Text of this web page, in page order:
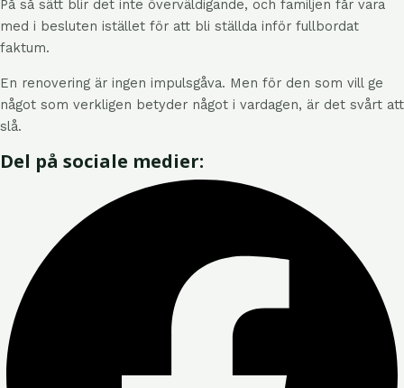
På så sätt blir det inte överväldigande, och familjen får vara
med i besluten istället för att bli ställda inför fullbordat
faktum.
En renovering är ingen impulsgåva. Men för den som vill ge
något som verkligen betyder något i vardagen, är det svårt att
slå.
Del på sociale medier: